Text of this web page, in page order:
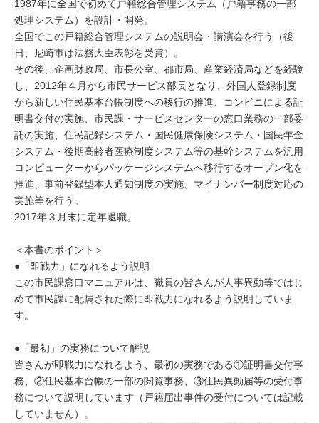
1987年に全国で初めて戸籍総合管理システム（戸籍事務の一部
処理システム）を設計・開発。
全国でこの戸籍総合管理システムの説明会・講演会を行う（後
日、尼崎市は法務大臣表彰を受賞）。
その後、企画財政局、市長公室、都市局、産業経済局などを経験
し、2012年４月から市民サービス部長となり、外国人登録制度
から新しい住民基本台帳制度への移行の推進、コンビニによる証
明書交付の実施、市民課・サービスセンターの窓口業務の一部委
託の実施、住民記録システム・国民健康保険システム・国民年金
システム・後期高齢者医療制度システム等の基幹システムを汎用
コンピューターからパッケージシステムへ移行するオープン化を
推進、事前登録型本人通知制度の実施、マイナンバー制度対応の
実施等を行う。
2017年３月末に定年退職。
＜本書のポイント＞
●「即戦力」になれるよう説明
この市民課窓口マニュアルは、職員の皆さんが人事異動等ではじ
めて市民課に配属された際に即戦力になれるよう説明していま
す。
●「最初」の実務について解説
皆さんが即戦力になれるよう、最初の実務である①証明書交付事
務、②住民基本台帳の一部の閲覧事務、③住民異動届等の受付事
務について説明しています（戸籍届出事件の受付については記載
していません）。